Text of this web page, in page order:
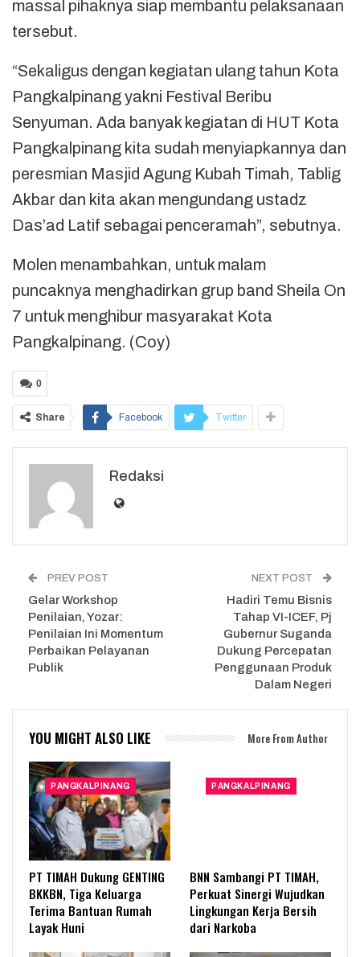
massal pihaknya siap membantu pelaksanaan
tersebut.
“Sekaligus dengan kegiatan ulang tahun Kota
Pangkalpinang yakni Festival Beribu
Senyuman. Ada banyak kegiatan di HUT Kota
Pangkalpinang kita sudah menyiapkannya dan
peresmian Masjid Agung Kubah Timah, Tablig
Akbar dan kita akan mengundang ustadz
Das’ad Latif sebagai penceramah”, sebutnya.
Molen menambahkan, untuk malam
puncaknya menghadirkan grup band Sheila On
7 untuk menghibur masyarakat Kota
Pangkalpinang. (Coy)
0
Share Facebook Twitter
Redaksi
PREV POST
Gelar Workshop
Penilaian, Yozar:
Penilaian Ini Momentum
Perbaikan Pelayanan
Publik
NEXT POST
Hadiri Temu Bisnis
Tahap VI-ICEF, Pj
Gubernur Suganda
Dukung Percepatan
Penggunaan Produk
Dalam Negeri
YOU MIGHT ALSO LIKE More From Author
PANGKALPINANG
PT TIMAH Dukung GENTING
BKKBN, Tiga Keluarga
Terima Bantuan Rumah
Layak Huni
PANGKALPINANG
BNN Sambangi PT TIMAH,
Perkuat Sinergi Wujudkan
Lingkungan Kerja Bersih
dari Narkoba